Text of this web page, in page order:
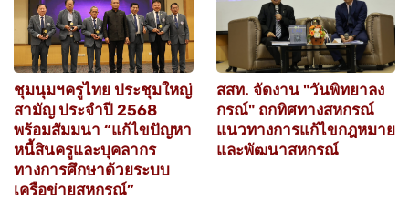
ชุมนุมฯครูไทย ประชุมใหญ่
สามัญ ประจำปี 2568
พร้อมสัมมนา “แก้ไขปัญหา
หนี้สินครูและบุคลากร
ทางการศึกษาด้วยระบบ
เครือข่ายสหกรณ์”
สสท. จัดงาน "วันพิทยาลง
กรณ์" ถกทิศทางสหกรณ์
แนวทางการแก้ไขกฎหมาย
และพัฒนาสหกรณ์